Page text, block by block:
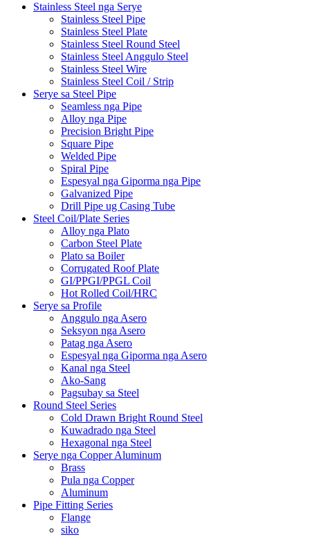
Stainless Steel nga Serye
Stainless Steel Pipe
Stainless Steel Plate
Stainless Steel Round Steel
Stainless Steel Anggulo Steel
Stainless Steel Wire
Stainless Steel Coil / Strip
Serye sa Steel Pipe
Seamless nga Pipe
Alloy nga Pipe
Precision Bright Pipe
Square Pipe
Welded Pipe
Spiral Pipe
Espesyal nga Giporma nga Pipe
Galvanized Pipe
Drill Pipe ug Casing Tube
Steel Coil/Plate Series
Alloy nga Plato
Carbon Steel Plate
Plato sa Boiler
Corrugated Roof Plate
GI/PPGI/PPGL Coil
Hot Rolled Coil/HRC
Serye sa Profile
Anggulo nga Asero
Seksyon nga Asero
Patag nga Asero
Espesyal nga Giporma nga Asero
Kanal nga Steel
Ako-Sang
Pagsubay sa Steel
Round Steel Series
Cold Drawn Bright Round Steel
Kuwadrado nga Steel
Hexagonal nga Steel
Serye nga Copper Aluminum
Brass
Pula nga Copper
Aluminum
Pipe Fitting Series
Flange
siko